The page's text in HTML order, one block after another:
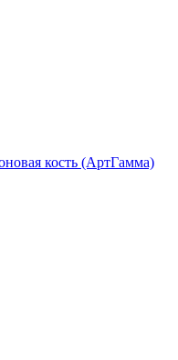
кость (АртГамма)